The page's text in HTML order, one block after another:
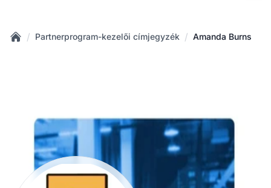
/ Partnerprogram-kezelői címjegyzék / Amanda Burns